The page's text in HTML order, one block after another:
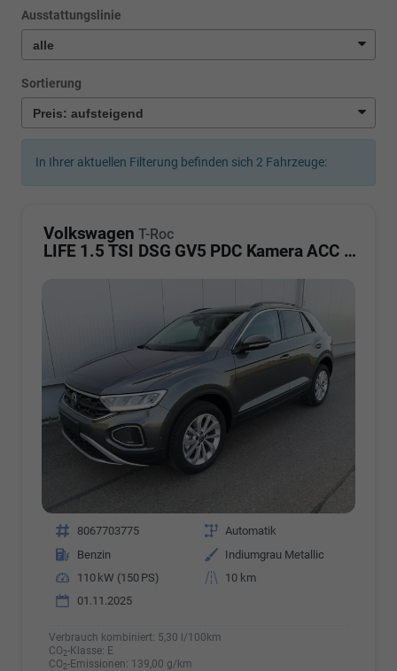
Ausstattungslinie
Sortierung
In Ihrer aktuellen Filterung befinden sich 2 Fahrzeuge:
Volkswagen T-Roc
LIFE 1.5 TSI DSG GV5 PDC Kamera ACC LED Sunset
Fahrzeugnr. 8067703775 Getriebe Automatik
Kraftstoff
Benzin Außenfarbe Indiumgrau Metallic
Leistung
110 kW (150 PS) Kilometerstand
10 km
01.11.2025
Verbrauch kombiniert: 5,30 l/100km
CO2-Klasse: E
CO2-Emissionen: 139,00 g/km